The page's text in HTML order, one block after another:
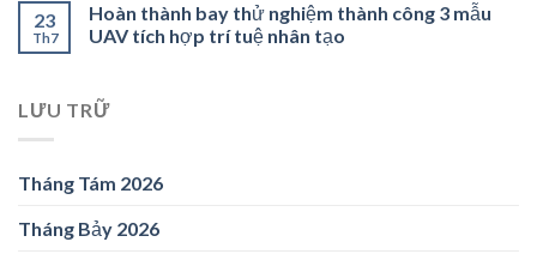
23
Th7
Hoàn thành bay thử nghiệm thành công 3 mẫu
UAV tích hợp trí tuệ nhân tạo
LƯU TRỮ
Tháng Tám 2026
Tháng Bảy 2026